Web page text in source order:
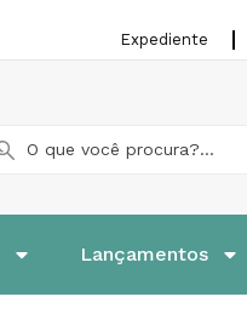
Expediente
Lançamentos